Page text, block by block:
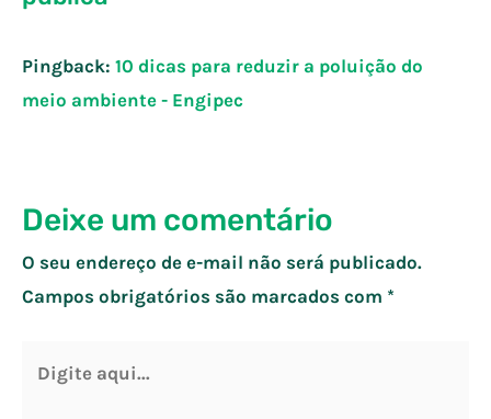
Pingback: 10 dicas para reduzir a poluição do
meio ambiente - Engipec
Deixe um comentário
O seu endereço de e-mail não será publicado.
Campos obrigatórios são marcados com *
aqui...